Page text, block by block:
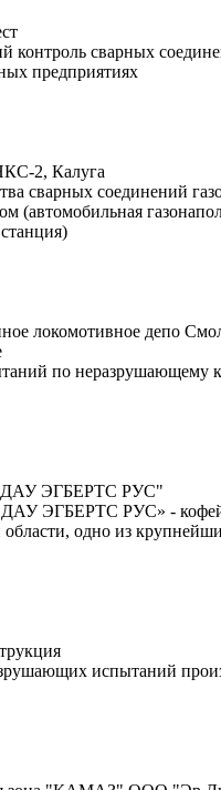
контроль сварных
предприятиях
2, Калуга
сварных соединений
(автомобильная
локомотивное депо
по неразрушающему
ЭГБЕРТС РУС"
ЭГБЕРТС РУС» -
одно из
испытаний